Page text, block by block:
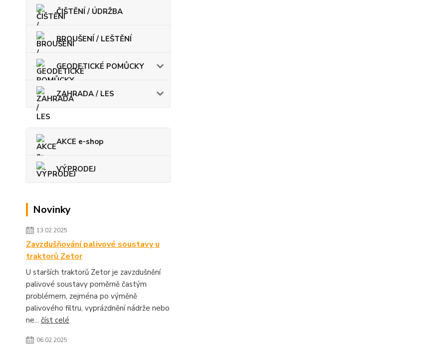
ČIŠTĚNÍ / ÚDRŽBA
BROUŠENÍ / LEŠTĚNÍ
GEODETICKÉ POMŮCKY
ZAHRADA / LES
AKCE e-shop
VÝPRODEJ
Novinky
13.02.2025
Zavzdušňování palivové soustavy u
traktorů Zetor
U starších traktorů Zetor je zavzdušnění
palivové soustavy poměrně častým
problémem, zejména po výměně
palivového filtru, vyprázdnění nádrže nebo
ne... číst celé
06.02.2025